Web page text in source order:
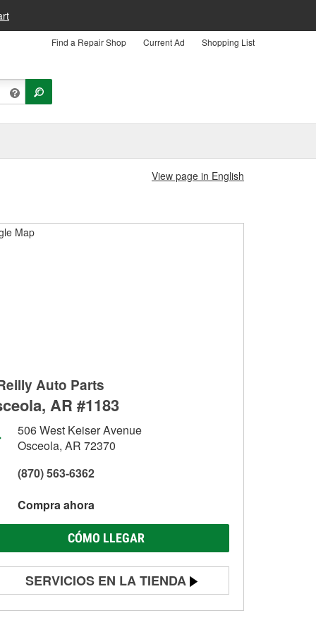
Find a Repair Shop Current Ad Shopping List
View page in English
Auto Parts
AR #1183
506 West Keiser Avenue
Osceola, AR 72370
(870) 563-6362
Compra ahora
CÓMO LLEGAR
SERVICIOS EN LA TIENDA
Prueba de batería